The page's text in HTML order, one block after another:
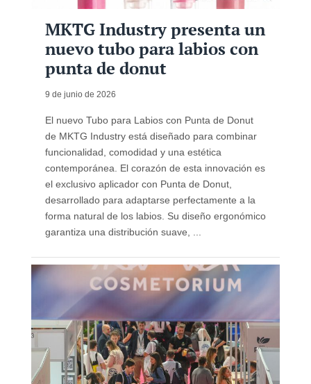
MKTG Industry presenta un
nuevo tubo para labios con
punta de donut
9 de junio de 2026
El nuevo Tubo para Labios con Punta de Donut
de MKTG Industry está diseñado para combinar
funcionalidad, comodidad y una estética
contemporánea. El corazón de esta innovación es
el exclusivo aplicador con Punta de Donut,
desarrollado para adaptarse perfectamente a la
forma natural de los labios. Su diseño ergonómico
garantiza una distribución suave, ...